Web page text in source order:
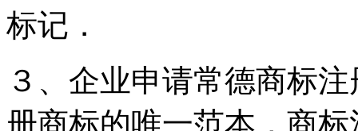
标记．
３、企业申请常德商标
册商标的唯一范本，商